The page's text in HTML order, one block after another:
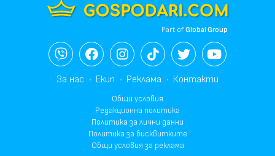
Part ofGlobal Group
За нас Екип Реклама Контакти
Общи условия
Редакционна политика
Политика за лични данни
Политика за бисквитките
Общи условия за реклама